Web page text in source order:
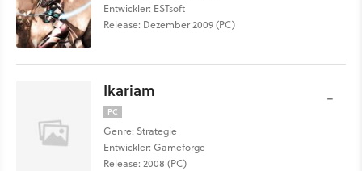
Entwickler: ESTsoft
Release: Dezember 2009 (PC)
Ikariam
PC
Genre: Strategie
Entwickler: Gameforge
Release: 2008 (PC)
-